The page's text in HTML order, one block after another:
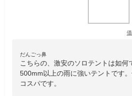
だんごっ鼻
こちらの、激安のソロテントは如何
500mm以上の雨に強いテントです
コスパです。